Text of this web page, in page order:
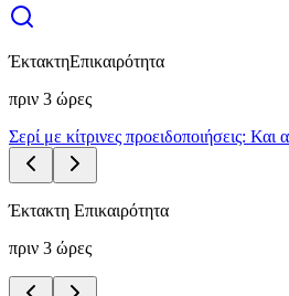
ΈκτακτηΕπικαιρότητα
πριν 3 ώρες
Σερί με κίτρινες προειδοποιήσεις:
Έκτακτη Επικαιρότητα
πριν 3 ώρες